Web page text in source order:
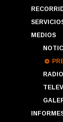
MEDIOS
RADIO